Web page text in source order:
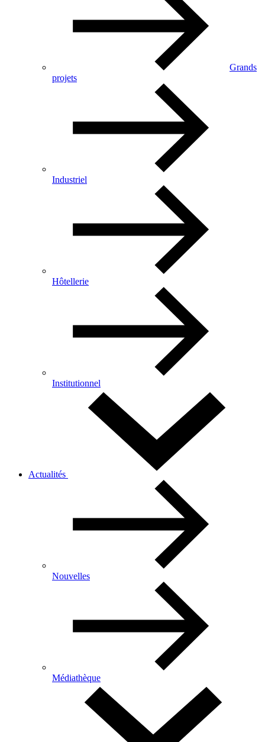
Grands
projets
Industriel
Hôtellerie
Institutionnel
Actualités
Nouvelles
Médiathèque